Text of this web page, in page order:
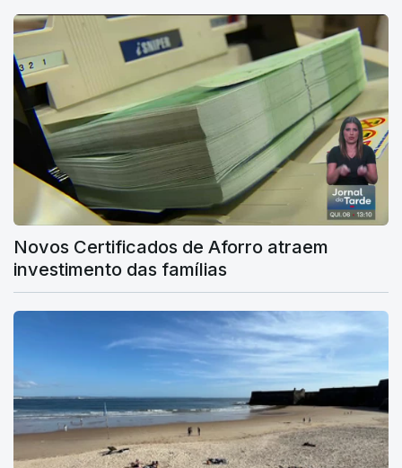
Novos Certificados de Aforro atraem
investimento das famílias